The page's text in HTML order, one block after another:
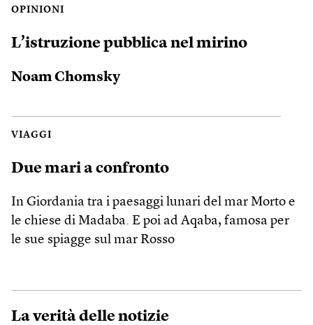
OPINIONI
L’istruzione pubblica nel mirino
Noam Chomsky
VIAGGI
Due mari a confronto
In Giordania tra i paesaggi lunari del mar Morto e
le chiese di Madaba. E poi ad Aqaba, famosa per
le sue spiagge sul mar Rosso
La verità delle notizie